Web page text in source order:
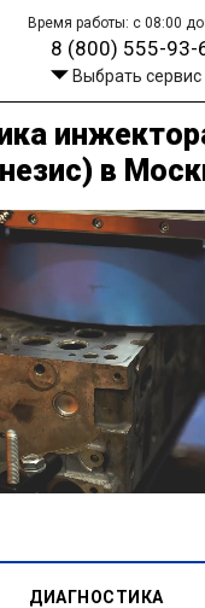
Время работы: с 08:00
8 (800) 555-93-
Выбрать сервис
в
ДИАГНОСТИКА